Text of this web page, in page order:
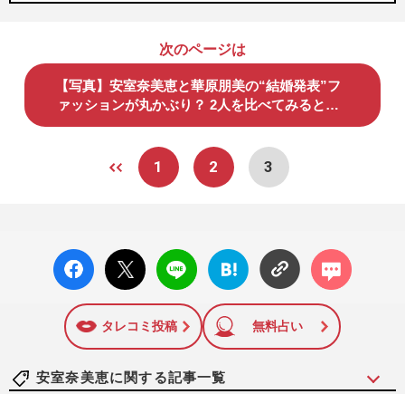
次のページは
【写真】安室奈美恵と華原朋美の“結婚発表”フ
ァッションが丸かぶり？ 2人を比べてみると…
1 2 3
facebo
ok い
X ポス
ト
LINE
はてな
ブック
に追加
コメン
ト
タレコミ投稿 無料占い
安室奈美恵に関する記事一覧